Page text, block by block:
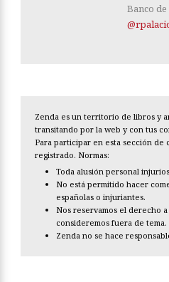
Banco de
Zenda es un territorio de libros y
transitando por la web y con tus
Para participar en esta sección de
registrado. Normas:
Toda alusión personal
No está permitido hacer
españolas o injuriantes.
Nos reservamos el derecho
consideremos fuera de tema.
Zenda no se hace